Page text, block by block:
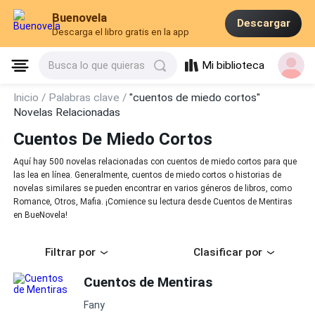
Buenovela
Descarga el libro gratis en la app
Descargar
Busca lo que quieras Mi biblioteca
Inicio / Palabras clave /"cuentos de miedo cortos"
Novelas Relacionadas
Cuentos De Miedo Cortos
Aquí hay 500 novelas relacionadas con cuentos de miedo cortos para que
las lea en línea. Generalmente, cuentos de miedo cortos o historias de
novelas similares se pueden encontrar en varios géneros de libros, como
Romance, Otros, Mafia. ¡Comience su lectura desde Cuentos de Mentiras
en BueNovela!
Filtrar por Clasificar por
Cuentos de Mentiras
Fany